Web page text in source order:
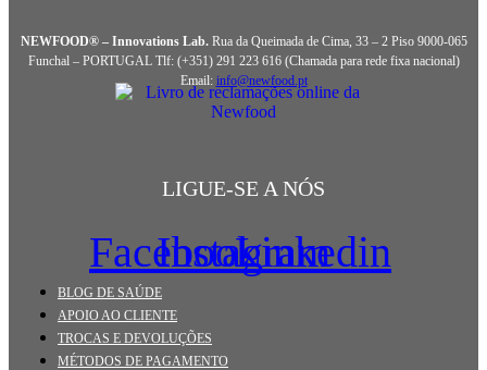
NEWFOOD® – Innovations Lab.Rua da Queimada de Cima, 33 – 2 Piso 9000-065
Funchal – PORTUGAL Tlf: (+351) 291 223 616 (Chamada para rede fixa nacional)
Email: info@newfood.pt
LIGUE-SE A NÓS
Facebook
Instagram
Linkedin
BLOG DE SAÚDE
APOIO AO CLIENTE
TROCAS E DEVOLUÇÕES
MÉTODOS DE PAGAMENTO